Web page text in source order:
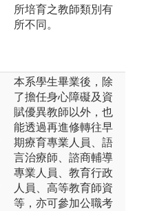
所培育之教師類別有
所不同。
本系學生畢業後，除
了擔任身心障礙及資
賦優異教師以外，也
能透過再進修轉往早
期療育專業人員、語
言治療師、諮商輔導
專業人員、教育行政
人員、高等教育師資
等，亦可參加公職考